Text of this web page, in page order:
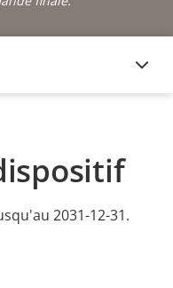
2031-12-31.